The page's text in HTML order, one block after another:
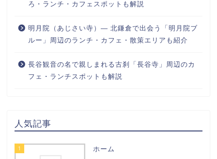
ろ・ランチ・カフェスポットも解説
明月院（あじさい寺）― 北鎌倉で出会う「明月院ブ
ルー」周辺のランチ・カフェ・散策エリアも紹介
長谷観音の名で親しまれる古刹「長谷寺」周辺のカ
フェ・ランチスポットも解説
人気記事
1 ホーム